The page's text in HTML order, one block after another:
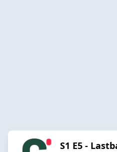
S1 E5 -